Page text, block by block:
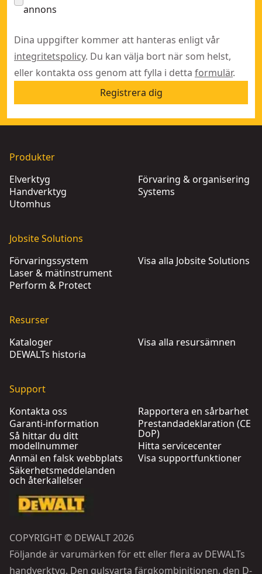
annons
Dina uppgifter kommer att hanteras enligt vår
integritetspolicy. Du kan välja bort när som helst,
eller kontakta oss genom att fylla i detta formulär.
Registrera dig
Produkter
Elverktyg
Handverktyg
Utomhus
Förvaring & organisering
Systems
Jobsite Solutions
Förvaringssystem
Laser & mätinstrument
Perform & Protect
Visa alla Jobsite Solutions
Resurser
Kataloger
DEWALTs historia
Visa alla resursämnen
Support
Kontakta oss
Garanti-information
Så hittar du ditt
modellnummer
Anmäl en falsk webbplats
Säkerhetsmeddelanden
och återkallelser
Rapportera en sårbarhet
Prestandadeklaration (CE
DoP)
Hitta servicecenter
Visa supportfunktioner
COPYRIGHT © DEWALT 2026
Följande är varumärken för ett eller flera av DEWALTs
handverktyg. Den gulsvarta färgkombinitionen, den D-